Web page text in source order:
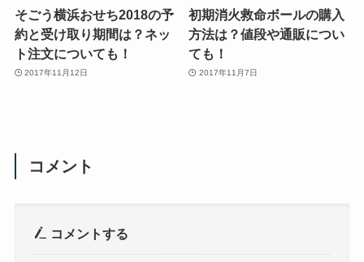
そごう横浜おせち2018の予
約と受け取り期間は？ネッ
ト注文についても！
2017年11月12日
初期消火救命ボールの購入
方法は？値段や通販につい
ても！
2017年11月7日
コメント
コメントする